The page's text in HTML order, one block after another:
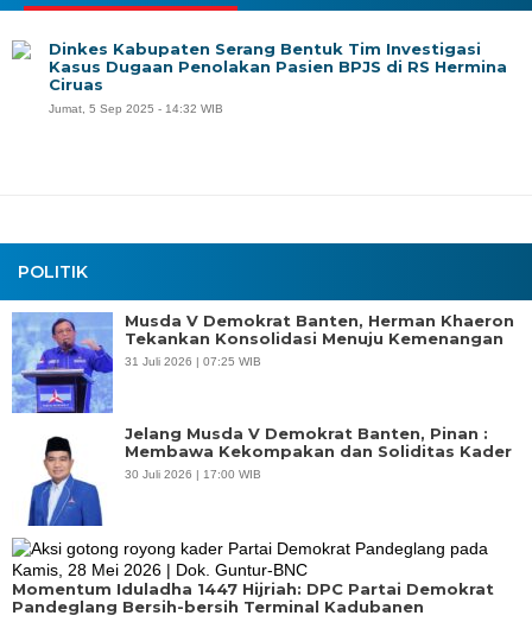
POLITIK
Musda V Demokrat Banten, Herman Khaeron
Tekankan Konsolidasi Menuju Kemenangan
31 Juli 2026 | 07:25 WIB
Jelang Musda V Demokrat Banten, Pinan :
Membawa Kekompakan dan Soliditas Kader
30 Juli 2026 | 17:00 WIB
Momentum Iduladha 1447 Hijriah: DPC Partai Demokrat
Pandeglang Bersih-bersih Terminal Kadubanen
Dinkes Kabupaten Serang Bentuk Tim Investigasi
Kasus Dugaan Penolakan Pasien BPJS di RS Hermina
Ciruas
Jumat, 5 Sep 2025 - 14:32 WIB